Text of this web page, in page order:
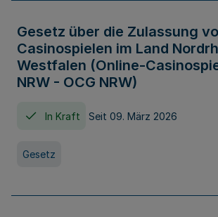
Gesetz über die Zulassung
Casinospielen im Land
Westfalen (Online-
NRW - OCG NRW)
In Kraft Seit 09. März 2026
Gesetz